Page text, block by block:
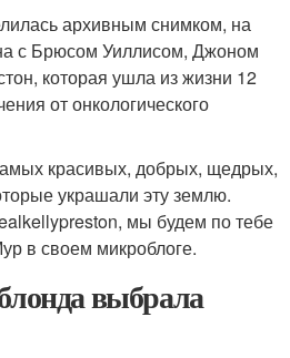
архивным снимком, на
с Брюсом Уиллисом, Джоном
которая ушла из жизни 12
от онкологического
красивых, добрых, щедрых,
украшали эту землю.
мы будем по тебе
в своем микроблоге.
выбрала